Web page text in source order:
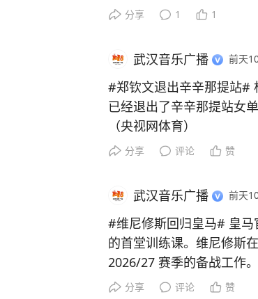
江日报）
分享 1 1
武汉音乐广播 前天
#郑钦文退出辛辛那提站#
已经退出了辛辛那提站女
（央视网体育）
分享 评论 赞
武汉音乐广播 前天
#维尼修斯回归皇马# 皇
的首堂训练课。维尼修斯
2026/27 赛季的备战工作。
分享 评论 赞